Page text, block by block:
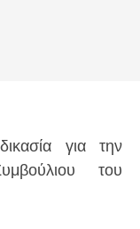
για την
του